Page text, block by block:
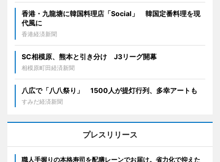
香港・九龍塘に韓国料理店「Social」 韓国定番料理を現
代風に
香港経済新聞
SC相模原、熊本と引き分け J3リーグ開幕
相模原町田経済新聞
八広で「八八祭り」 1500人が提灯行列、多幸アートも
すみだ経済新聞
プレスリリース
職人手握りの本格寿司を配膳レーンでお届け。省力化で抑えた